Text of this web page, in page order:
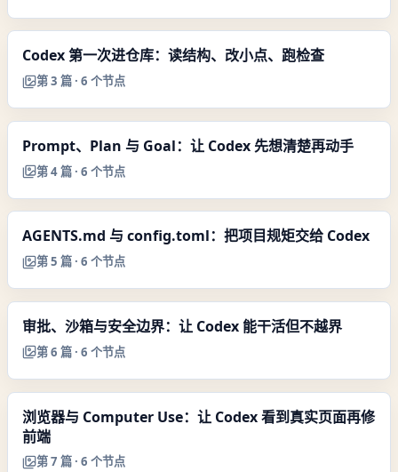
Codex 第一次进仓库：读结构、改小点、跑检查
第3 篇 · 6 个节点
Prompt、Plan 与 Goal：让 Codex 先想清楚再动手
第4篇 · 6 个节点
AGENTS.md 与 config.toml：把项目规矩交给 Codex
第5 篇 · 6 个节点
审批、沙箱与安全边界：让 Codex 能干活但不越界
第6 篇 · 6 个节点
浏览器与 Computer Use：让 Codex 看到真实页面再修
前端
第7 篇 · 6 个节点